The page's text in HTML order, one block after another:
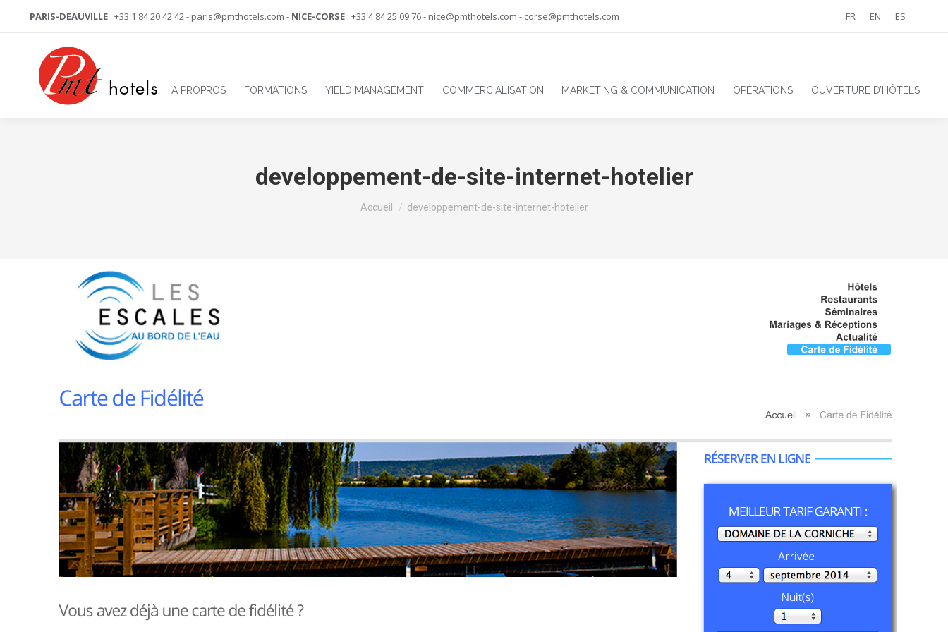
PARIS-DEAUVILLE : +33 1 84 20 42 42 - paris@pmthotels.com - NICE-CORSE : +33 4 84 25 09 76 - nice@pmthotels.com - corse@pmthotels.com FR EN ES
A PROPROS FORMATIONS YIELD MANAGEMENT COMMERCIALISATION MARKETING & COMMUNICATION OPÉRATIONS OUVERTURE D’HÔTELS
developpement-de-site-internet-hotelier
Vous êtes ici :
Accueil developpement-de-site-internet-hotelier